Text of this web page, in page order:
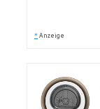
* Anzeige